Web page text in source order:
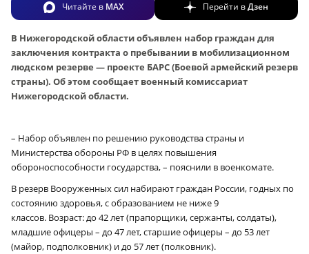
Читайте в MAX Перейти вДзен
В Нижегородской области объявлен набор граждан для
заключения контракта о пребывании в мобилизационном
людском резерве — проекте БАРС (Боевой армейский резерв
страны). Об этом сообщает военный комиссариат
Нижегородской области.
– Набор объявлен по решению руководства страны и
Министерства обороны РФ в целях повышения
обороноспособности государства, – пояснили в военкомате.
В резерв Вооруженных сил набирают граждан России, годных по
состоянию здоровья, с образованием не ниже 9
классов. Возраст: до 42 лет (прапорщики, сержанты, солдаты),
младшие офицеры – до 47 лет, старшие офицеры – до 53 лет
(майор, подполковник) и до 57 лет (полковник).